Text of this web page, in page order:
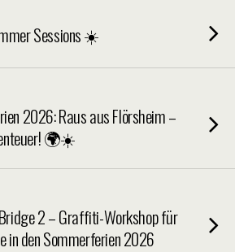
Sessions ☀️
2026: Raus aus Flörsheim –
🌍☀️
2 – Graffiti-Workshop für
in den Sommerferien 2026